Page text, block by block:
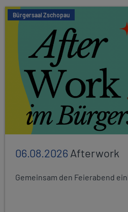
Bürgersaal Zschopau
06.08.2026Afterwork
Gemeinsam den Feierabend